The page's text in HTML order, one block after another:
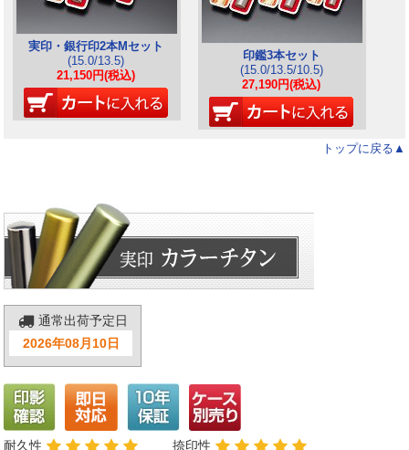
実印・銀行印2本Mセット
(15.0/13.5)
21,150円(税込)
印鑑3本セット
(15.0/13.5/10.5)
27,190円(税込)
トップに戻る▲
通常出荷予定日
2026年08月10日
耐久性 捺印性